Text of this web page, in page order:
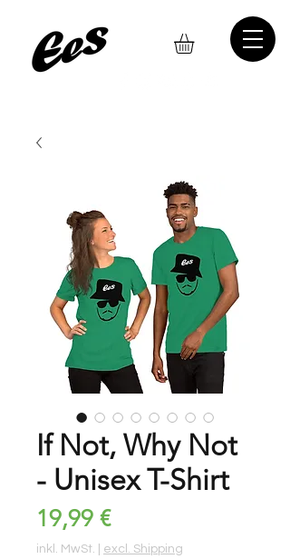
If Not, Why Not
- Unisex T-Shirt
19,99 €Preis
inkl. MwSt. excl. Shipping